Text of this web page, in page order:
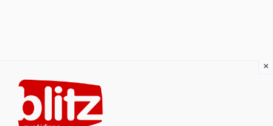
content
×